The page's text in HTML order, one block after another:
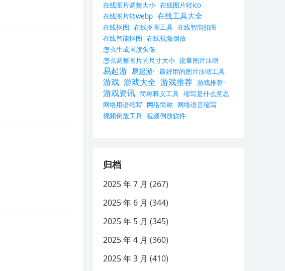
在线图片调整大小 在线图片转ico
在线图片转webp 在线工具大全
在线抠图 在线抠图工具 在线智能扣图
在线智能抠图 在线视频倒放
怎么生成国旗头像
怎么调整图片的尺寸大小 批量图片压缩
易起游 易起游· 最好用的图片压缩工具
游戏 游戏大全 游戏推荐 游戏推荐·
游戏资讯 简称释义工具 缩写是什么意思
网络用语缩写 网络简称 网络语言缩写
视频倒放工具 视频倒放软件
归档
2025 年 7 月 (267)
2025 年 6 月 (344)
2025 年 5 月 (345)
2025 年 4 月 (360)
2025 年 3 月 (410)